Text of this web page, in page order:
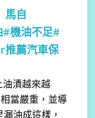
馬自
#機油不足#
推薦汽車保
油漬越來越
當嚴重，並導
油成這樣，